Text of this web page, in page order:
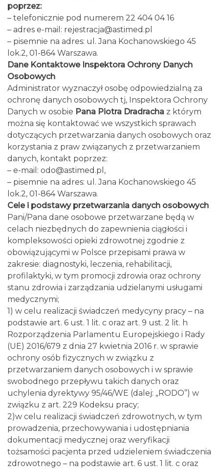
poprzez:
– telefonicznie pod numerem 22 404 04 16
– adres e-mail: rejestracja@astimed.pl
– pisemnie na adres: ul. Jana Kochanowskiego 45
lok.2, 01-864 Warszawa.
Dane Kontaktowe Inspektora Ochrony Danych
Osobowych
Administrator wyznaczył osobę odpowiedzialną za
ochronę danych osobowych tj, Inspektora Ochrony
Danych w osobie Pana Piotra Dradracha z którym
można się kontaktować we wszystkich sprawach
dotyczących przetwarzania danych osobowych oraz
korzystania z praw związanych z przetwarzaniem
danych, kontakt poprzez:
– e-mail: odo@astimed.pl,
– pisemnie na adres: ul. Jana Kochanowskiego 45
lok.2, 01-864 Warszawa.
Cele i podstawy przetwarzania danych osobowych
Pani/Pana dane osobowe przetwarzane będą w
celach niezbędnych do zapewnienia ciągłości i
kompleksowości opieki zdrowotnej zgodnie z
obowiązującymi w Polsce przepisami prawa w
zakresie: diagnostyki, leczenia, rehabilitacji,
profilaktyki, w tym promocji zdrowia oraz ochrony
stanu zdrowia i zarządzania udzielanymi usługami
medycznymi;
1) w celu realizacji świadczeń medycyny pracy – na
podstawie art. 6 ust. 1 lit. c oraz art. 9 ust. 2 lit. h
Rozporządzenia Parlamentu Europejskiego i Rady
(UE) 2016/679 z dnia 27 kwietnia 2016 r. w sprawie
ochrony osób fizycznych w związku z
przetwarzaniem danych osobowych i w sprawie
swobodnego przepływu takich danych oraz
uchylenia dyrektywy 95/46/WE (dalej: „RODO”) w
związku z art. 229 Kodeksu pracy;
2)w celu realizacji świadczeń zdrowotnych, w tym
prowadzenia, przechowywania i udostępniania
dokumentacji medycznej oraz weryfikacji
tożsamości pacjenta przed udzieleniem świadczenia
zdrowotnego – na podstawie art. 6 ust. 1 lit. c oraz